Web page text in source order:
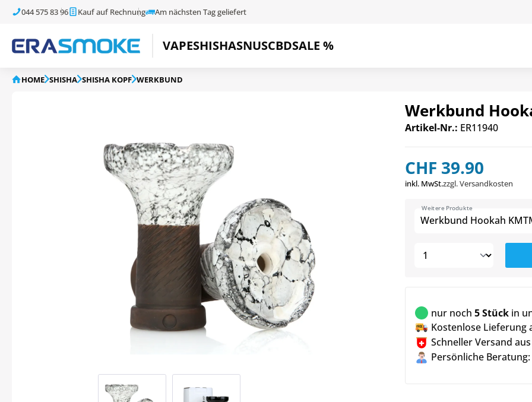
044 575 83 96 Kauf auf Rechnung Am nächsten Tag geliefert
VAPESHISHASNUSCBDSALE %
HOME SHISHA SHISHA KOPF WERKBUND
Werkbund
Artikel-Nr.: ER11940
CHF 39.90
inkl. MwSt.zzgl. Versandkosten
Werkbund Hookah
Weitere Produkte
nur noch 5 Stück in
Kostenlose Lieferung
Schneller Versand
Persönliche Beratung: